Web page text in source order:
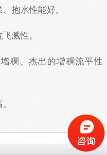
抱水性能好。
溅性。
稠、杰出的增稠流平性